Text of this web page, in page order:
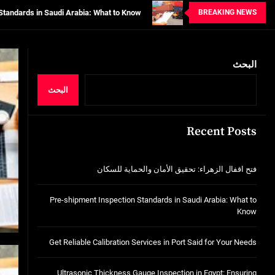
BREAKING NEWS
Services in Port Said for Your Needs
فتح اقفال الزهراء: تحقيق الأمان والحماية
in Saudi Arabia: What to Know
Services in Port Said for Your Needs
in Egypt: Ensuring Structural Integrity
خدمات شركة الجوهرة كلين المتميزة
البحث
البحث
Recent Posts
فتح اقفال الزهراء: تحقيق الأمان والحماية للسكان
Pre-shipment Inspection Standards in Saudi Arabia: What to
Know
Get Reliable Calibration Services in Port Said for Your Needs
Ultrasonic Thickness Gauge Inspection in Egypt: Ensuring